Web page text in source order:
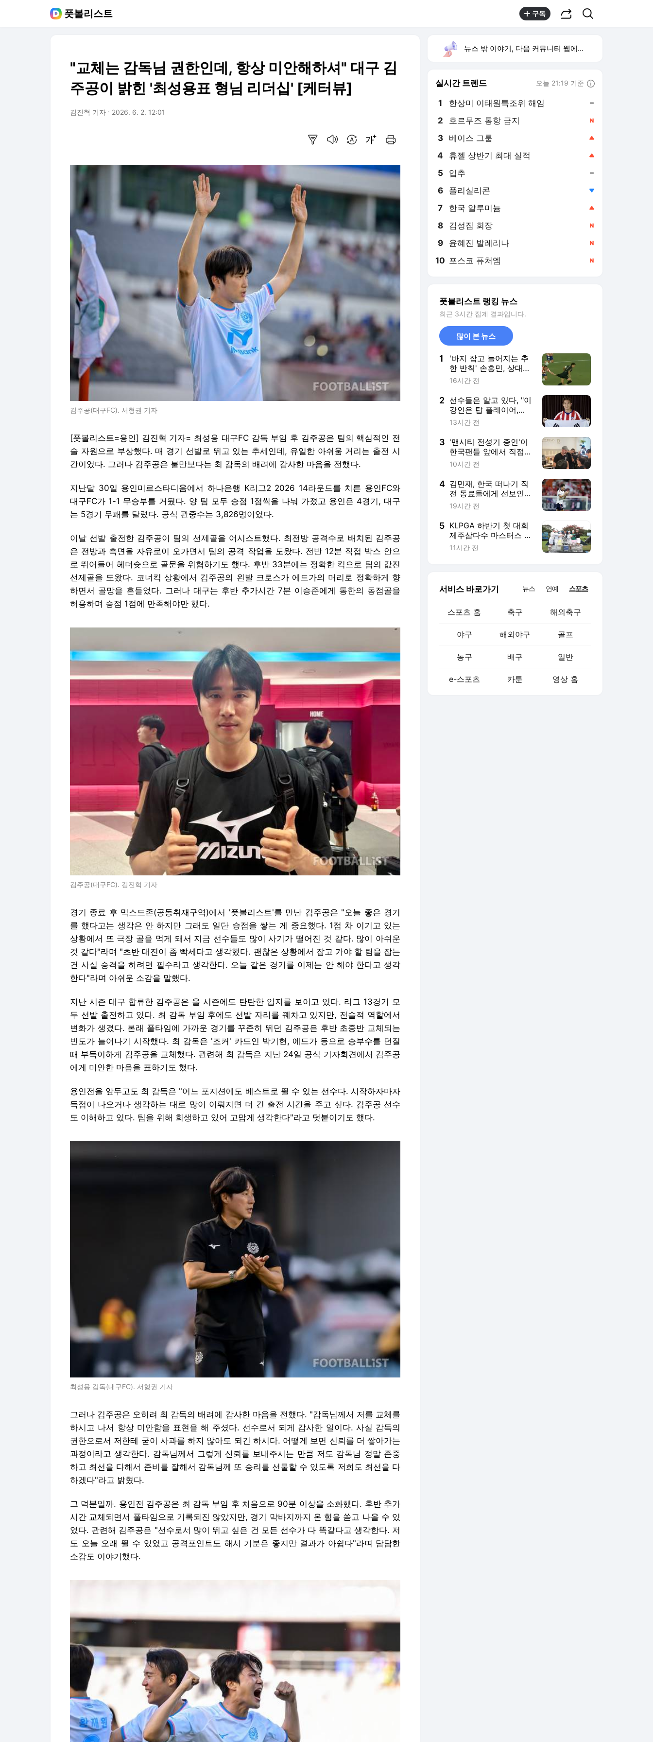
풋볼리스트 구독
"교체는 감독님 권한인데, 항상 미안해하셔" 대구 김
주공이 밝힌 '최성용표 형님 리더십' [케터뷰]
김진혁 기자 2026. 6. 2. 12:01
김주공(대구FC). 서형권 기자
[풋볼리스트=용인] 김진혁 기자= 최성용 대구FC 감독 부임 후 김주공은 팀의 핵심적인 전
술 자원으로 부상했다. 매 경기 선발로 뛰고 있는 추세인데, 유일한 아쉬움 거리는 출전 시
간이었다. 그러나 김주공은 불만보다는 최 감독의 배려에 감사한 마음을 전했다.
지난달 30일 용인미르스타디움에서 하나은행 K리그2 2026 14라운드를 치른 용인FC와
대구FC가 1-1 무승부를 거뒀다. 양 팀 모두 승점 1점씩을 나눠 가졌고 용인은 4경기, 대구
는 5경기 무패를 달렸다. 공식 관중수는 3,826명이었다.
이날 선발 출전한 김주공이 팀의 선제골을 어시스트했다. 최전방 공격수로 배치된 김주공
은 전방과 측면을 자유로이 오가면서 팀의 공격 작업을 도왔다. 전반 12분 직접 박스 안으
로 뛰어들어 헤더슛으로 골문을 위협하기도 했다. 후반 33분에는 정확한 킥으로 팀의 값진
선제골을 도왔다. 코너킥 상황에서 김주공의 왼발 크로스가 에드가의 머리로 정확하게 향
하면서 골망을 흔들었다. 그러나 대구는 후반 추가시간 7분 이승준에게 통한의 동점골을
허용하며 승점 1점에 만족해야만 했다.
김주공(대구FC). 김진혁 기자
경기 종료 후 믹스드존(공동취재구역)에서 '풋볼리스트'를 만난 김주공은 "오늘 좋은 경기
를 했다고는 생각은 안 하지만 그래도 일단 승점을 쌓는 게 중요했다. 1점 차 이기고 있는
상황에서 또 극장 골을 먹게 돼서 지금 선수들도 많이 사기가 떨어진 것 같다. 많이 아쉬운
것 같다"라며 "초반 대진이 좀 빡세다고 생각했다. 괜찮은 상황에서 잡고 가야 할 팀을 잡는
건 사실 승격을 하려면 필수라고 생각한다. 오늘 같은 경기를 이제는 안 해야 한다고 생각
한다"라며 아쉬운 소감을 말했다.
지난 시즌 대구 합류한 김주공은 올 시즌에도 탄탄한 입지를 보이고 있다. 리그 13경기 모
두 선발 출전하고 있다. 최 감독 부임 후에도 선발 자리를 꿰차고 있지만, 전술적 역할에서
변화가 생겼다. 본래 풀타임에 가까운 경기를 꾸준히 뛰던 김주공은 후반 초중반 교체되는
빈도가 늘어나기 시작했다. 최 감독은 '조커' 카드인 박기현, 에드가 등으로 승부수를 던질
때 부득이하게 김주공을 교체했다. 관련해 최 감독은 지난 24일 공식 기자회견에서 김주공
에게 미안한 마음을 표하기도 했다.
용인전을 앞두고도 최 감독은 "어느 포지션에도 베스트로 뛸 수 있는 선수다. 시작하자마자
득점이 나오거나 생각하는 대로 많이 이뤄지면 더 긴 출전 시간을 주고 싶다. 김주공 선수
도 이해하고 있다. 팀을 위해 희생하고 있어 고맙게 생각한다"라고 덧붙이기도 했다.
최성용 감독(대구FC). 서형권 기자
그러나 김주공은 오히려 최 감독의 배려에 감사한 마음을 전했다. "감독님께서 저를 교체를
하시고 나서 항상 미안함을 표현을 해 주셨다. 선수로서 되게 감사한 일이다. 사실 감독의
권한으로서 저한테 굳이 사과를 하지 않아도 되긴 하시다. 어떻게 보면 신뢰를 더 쌓아가는
과정이라고 생각한다. 감독님께서 그렇게 신뢰를 보내주시는 만큼 저도 감독님 정말 존중
하고 최선을 다해서 준비를 잘해서 감독님께 또 승리를 선물할 수 있도록 저희도 최선을 다
하겠다"라고 밝혔다.
그 덕분일까. 용인전 김주공은 최 감독 부임 후 처음으로 90분 이상을 소화했다. 후반 추가
시간 교체되면서 풀타임으로 기록되진 않았지만, 경기 막바지까지 온 힘을 쏟고 나올 수 있
었다. 관련해 김주공은 "선수로서 많이 뛰고 싶은 건 모든 선수가 다 똑같다고 생각한다. 저
도 오늘 오래 뛸 수 있었고 공격포인트도 해서 기분은 좋지만 결과가 아쉽다"라며 담담한
소감도 이야기했다.
뉴스 밖 이야기, 다음 커뮤니티 웹에서 보기
실시간 트렌드 오늘 21:19 기준
1 한상미 이태원특조위 해임
2 호르무즈 통항 금지
3 베이스 그룹
4 휴젤 상반기 최대 실적
5 입추
6 폴리실리콘
7 한국 알루미늄
8 김성집 회장
9 윤혜진 발레리나
10 포스코 퓨처엠
풋볼리스트 랭킹 뉴스
최근 3시간 집계 결과입니다.
많이 본 뉴스
1
'바지 잡고 늘어지는 추
한 반칙' 손흥민, 상대
집중 견제에 5경기 연속
16시간 전
2 선수들은 알고 있다, "이
강인은 탑 플레이어,
PSG서 출전시간 더 줬
13시간 전
3 '맨시티 전성기 증인'이
한국팬들 앞에서 직접
밝힌 비하인드 "제일 좋
10시간 전
4 김민재, 한국 떠나기 직
전 동료들에게 선보인
한국음식 "오늘밤은 치
19시간 전
5 KLPGA 하반기 첫 대회
제주삼다수 마스터스 개
막…고지원 출격
11시간 전
서비스 바로가기 뉴스 연예 스포츠
스포츠 홈 축구 해외축구
야구 해외야구 골프
농구 배구 일반
e-스포츠 카툰 영상 홈